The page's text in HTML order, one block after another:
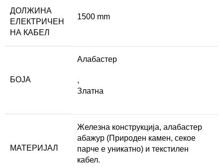
ДОЛЖИНА
ЕЛЕКТРИЧЕН
НА КАБЕЛ
1500 mm
БОЈА
Алабастер
,
Златна
МАТЕРИЈАЛ
Железна конструкција, алабастер
абажур (Природен камен, секое
парче е уникатно) и текстилен
кабел.